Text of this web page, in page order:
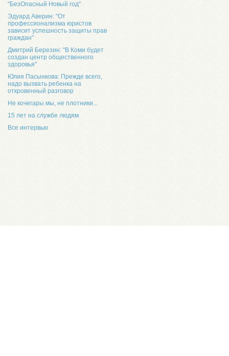
"БезОпасный Новый год"
Эдуард Аверин: "От
профессионализма юристов
зависит успешность защиты прав
граждан"
Дмитрий Березин: "В Коми будет
создан центр общественного
здоровья"
Юлия Пасынкова: Прежде всего,
надо вызвать ребенка на
откровенный разговор
Не кочегары мы, не плотники...
15 лет на службе людям
Все интервью